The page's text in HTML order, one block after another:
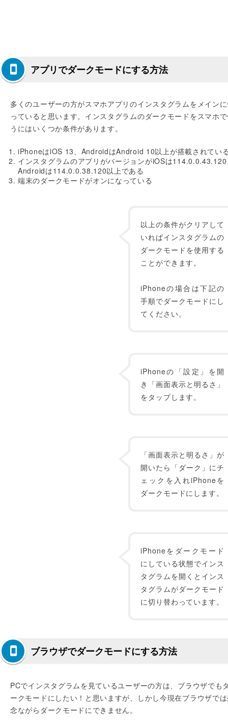
アプリでダークモードにする方法
多くのユーザーの方がスマホアプリのインスタグラムをメイン
っていると思います。インスタグラムのダークモードをスマホ
うにはいくつか条件があります。
iPhoneはiOS 13、AndroidはAndroid 10以上が搭載されてい
インスタグラムのアプリがバージョンがiOSは
Androidは114.0.0.38.120以上である
端末のダークモードがオンになっている
以上の条件がクリアして
いればインスタグラムの
ダークモードを使用する
ことができます。
iPhoneの場合は下記の
手順でダークモードにし
てください。
iPhoneの「設定」を開
き「画面表示と明るさ」
をタップします。
「画面表示と明るさ」が
開いたら「ダーク」にチ
ェックを入れiPhoneを
ダークモードにします。
iPhoneをダークモード
にしている状態でインス
タグラムを開くとインス
タグラムがダークモード
に切り替わっています。
ブラウザでダークモードにする方法
PCでインスタグラムを見ているユーザーの方は、ブラウザでも
ークモードにしたい！と思いますが、しかし今現在ブラウザで
念ながらダークモードにできません。